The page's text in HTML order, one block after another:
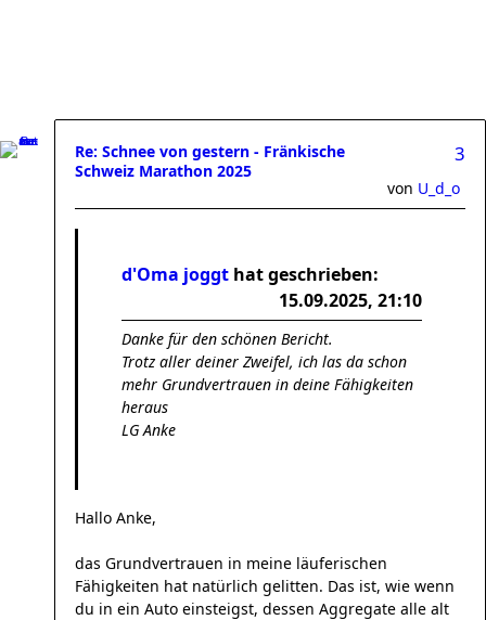
Re: Schnee von gestern - Fränkische
Schweiz Marathon 2025
3
von U_d_o
d'Oma joggt hat geschrieben:
15.09.2025, 21:10
Danke für den schönen Bericht.
Trotz aller deiner Zweifel, ich las da schon
mehr Grundvertrauen in deine Fähigkeiten
heraus
LG Anke
Hallo Anke,
das Grundvertrauen in meine läuferischen
Fähigkeiten hat natürlich gelitten. Das ist, wie wenn
du in ein Auto einsteigst, dessen Aggregate alle alt